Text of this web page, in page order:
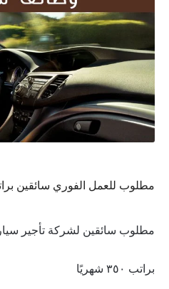
مطلوب للعمل الفوري سائقين براتب ٣٥٠ دينار
مطلوب سائقين لشركة تأجير
براتب ٣٥٠ شهريًا